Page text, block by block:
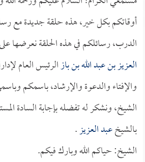
أوقاتكم بكل خير، هذه حلقة جديدة مع
الدرب، رسائلكم في هذه الحلقة نعرضها
العزيز بن عبد الله بن بازالرئيس العام
والإفتاء والدعوة والإرشاد، باسمكم
الشيخ، ونشكر له تفضله بإجابة السادة
بالشيخعبد العزيز.
الشيخ: حياكم الله وبارك فيكم.